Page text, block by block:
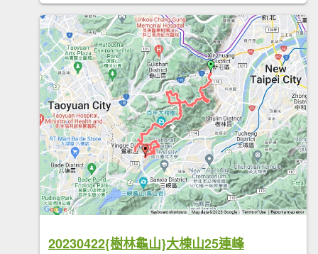
20230422{樹林龜山}大棟山25連峰